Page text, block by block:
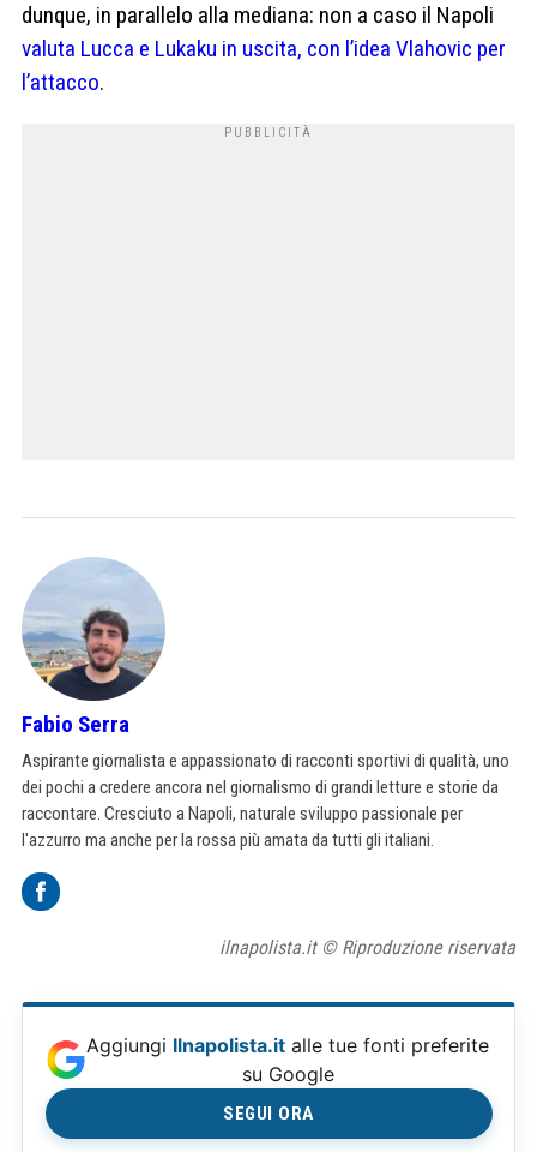
dunque, in parallelo alla mediana: non a caso il Napoli
valuta Lucca e Lukaku in uscita, con l’idea Vlahovic per
l’attacco.
Fabio Serra
Aspirante giornalista e appassionato di racconti sportivi di qualità, uno
dei pochi a credere ancora nel giornalismo di grandi letture e storie da
raccontare. Cresciuto a Napoli, naturale sviluppo passionale per
l'azzurro ma anche per la rossa più amata da tutti gli italiani.
ilnapolista.it © Riproduzione riservata
Aggiungi Ilnapolista.it alle tue fonti preferite
su Google
SEGUI ORA